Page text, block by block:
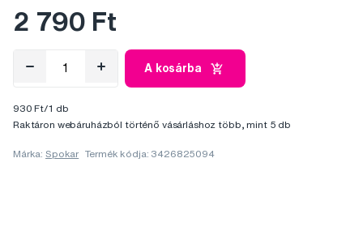
2 790 Ft
A kosárba
930 Ft/1 db
Raktáron webáruházból történő vásárláshoz több, mint 5 db
Márka:Spokar Termék kódja: 3426825094